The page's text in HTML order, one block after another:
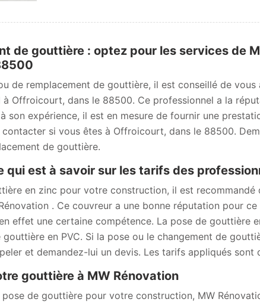
de gouttière : optez pour les services de
de remplacement de gouttière, il est conseillé de vous
à Offroicourt, dans le 88500. Ce professionnel a la
son expérience, il est en mesure de fournir une
contacter si vous êtes à Offroicourt, dans le 88500.
de gouttière.
qui est à savoir sur les tarifs des
en zinc pour votre construction, il est recommandé
. Ce couvreur a une bonne réputation pour
effet une certaine compétence. La pose de gouttière
gouttière en PVC. Si la pose ou le changement de
et demandez-lui un devis. Les tarifs appliqués sont
gouttière à MW Rénovation
de gouttière pour votre construction, MW